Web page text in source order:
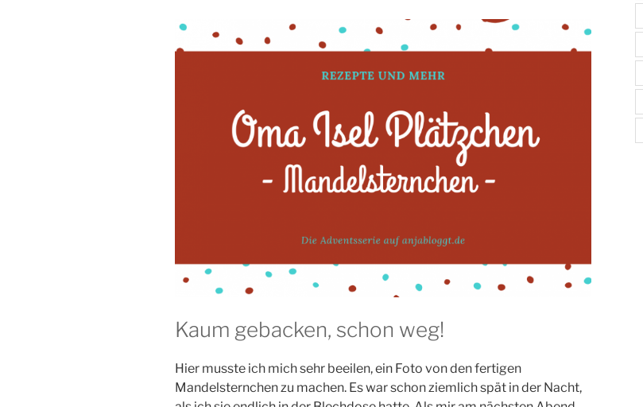
Kaum gebacken, schon weg!
Hier musste ich mich sehr beeilen, ein Foto von den fertigen
Mandelsternchen zu machen. Es war schon ziemlich spät in der Nacht,